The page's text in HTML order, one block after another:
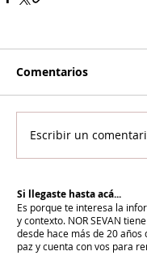
Comentarios
Escribir un
Si llegaste hasta acá...
Es porque te interesa la
y contexto. NOR SEVAN
desde hace más de 20
paz y cuenta con vos para